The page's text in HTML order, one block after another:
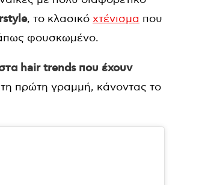
, το κλασικό χτένισμα που
φουσκωμένο.
hair trends που έχουν
πρώτη γραμμή, κάνοντας το